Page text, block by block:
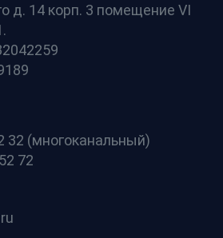
д. 14 корп. 3 помещение VI
32 (многоканальный)
72